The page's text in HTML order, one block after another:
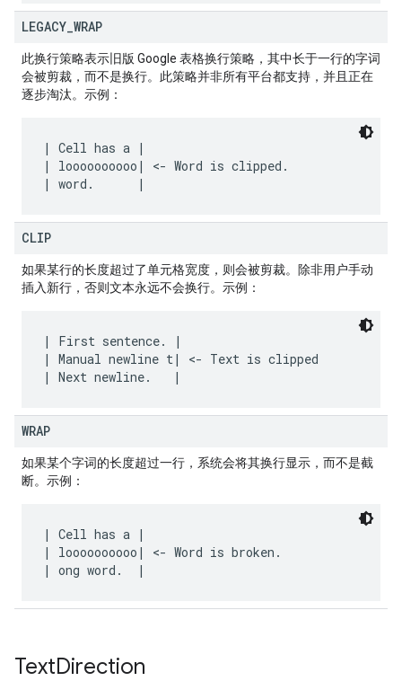
LEGACY WRAP
此换行策略表示旧版 Google 表格换行策略，其中长于一行的字词
会被剪裁，而不是换行。此策略并非所有平台都支持，并且正在
逐步淘汰。示例：
| Cell has a |
| loooooooooo| <- Word is clipped.
CLIP
如果某行的长度超过了单元格宽度，则会被剪裁。除非用户手动
插入新行，否则文本永远不会换行。示例：
| First sentence. |
| Manual newline t| <- Text is clipped
WRAP
如果某个字词的长度超过一行，系统会将其换行显示，而不是截
断。示例：
| Cell has a |
| loooooooooo| <- Word is broken.
TextDirection